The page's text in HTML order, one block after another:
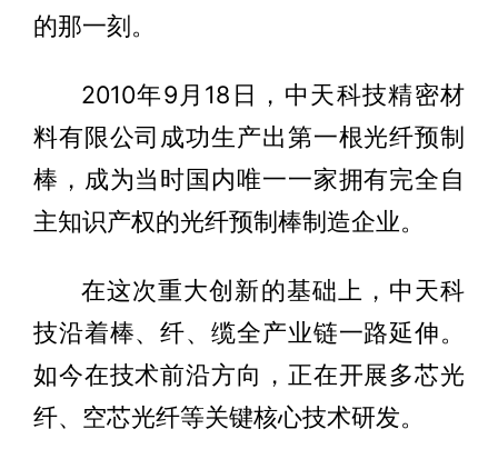
的那一刻。
2010年9月18日，中天科技精密材
料有限公司成功生产出第一根光纤预制
棒，成为当时国内唯一一家拥有完全自
主知识产权的光纤预制棒制造企业。
在这次重大创新的基础上，中天科
技沿着棒、纤、缆全产业链一路延伸。
如今在技术前沿方向，正在开展多芯光
纤、空芯光纤等关键核心技术研发。